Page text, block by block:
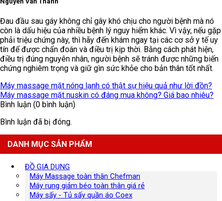
Đau đầu sau gáy không chỉ gây khó chịu cho người bệnh mà nó
còn là dấu hiệu của nhiều bệnh lý nguy hiểm khác. Vì vậy, nếu gặp
phải triệu chứng này, thì hãy đến khám ngay tại các cơ sở y tế uy
tín để được chẩn đoán và điều trị kịp thời. Bằng cách phát hiện,
điều trị đúng nguyên nhân, người bệnh sẽ tránh được những biến
chứng nghiêm trọng và giữ gìn sức khỏe cho bản thân tốt nhất.
Máy massage mặt nóng lạnh có thật sự hiệu quả như lời đồn?
Máy massage mặt nuskin có đáng mua không? Giá bao nhiêu?
Bình luận (0 bình luận)
Bình luận đã bị đóng.
DANH MỤC SẢN PHẨM
ĐỒ GIA DỤNG
Máy Massage toàn thân Chefman
Máy rung giảm béo toàn thân giá rẻ
Máy sấy - Tủ sấy quần áo Coex